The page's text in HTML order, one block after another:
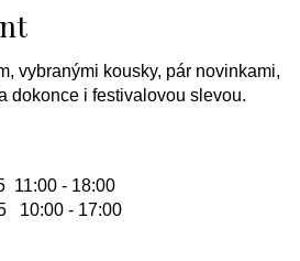
vybranými kousky, pár novinkami,
dokonce i festivalovou slevou.
11:00 - 18:00
10:00 - 17:00